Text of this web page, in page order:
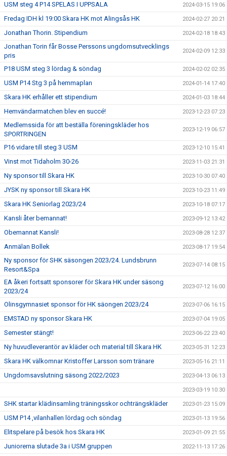
USM steg 4 P14 SPELAS I UPPSALA 2024-03-15 19:06
Fredag IDH kl 19:00 Skara HK mot Alingsås HK 2024-02-27 20:21
Jonathan Thorin. Stipendium 2024-02-18 18:43
Jonathan Torin får Bosse Perssons ungdomsutvecklings
pris
2024-02-09 12:33
P18 USM steg 3 lördag & söndag 2024-02-02 02:35
USM P14 Stg 3 på hemmaplan 2024-01-14 17:40
Skara HK erhåller ett stipendium 2024-01-03 18:44
Hemvändarmatchen blev en succé! 2023-12-23 07:23
Medlemssida för att beställa föreningskläder hos
SPORTRINGEN
2023-12-19 06:57
P16 vidare till steg 3 USM 2023-12-10 15:41
Vinst mot Tidaholm 30-26 2023-11-03 21:31
Ny sponsor till Skara HK 2023-10-30 07:40
JYSK ny sponsor till Skara HK 2023-10-23 11:49
Skara HK Seniorlag 2023/24 2023-10-18 07:17
Kansli åter bemannat! 2023-09-12 13:42
Obemannat Kansli! 2023-08-28 12:37
Anmälan Bollek 2023-08-17 19:54
Ny sponsor för SHK säsongen 2023/24. Lundsbrunn
Resort&Spa
2023-07-14 08:15
EA åkeri fortsatt sponsorer för Skara HK under säsong
2023/24
2023-07-12 16:00
Olinsgymnasiet sponsor för HK säongen 2023/24 2023-07-06 16:15
EMSTAD ny sponsor Skara HK 2023-07-04 19:05
Semester stängt! 2023-06-22 23:40
Ny huvudleverantör av kläder och material till Skara HK 2023-05-31 12:23
Skara HK välkomnar Kristoffer Larsson som tränare 2023-05-16 21:11
Ungdomsavslutning säsong 2022/2023 2023-04-13 06:13
2023-03-19 10:30
SHK startar klädinsamling träningsskor ochträngskläder 2023-01-23 15:09
USM P14 ,vilanhallen lördag och söndag 2023-01-13 19:56
Elitspelare på besök hos Skara HK 2023-01-09 21:55
Juniorerna slutade 3a i USM gruppen 2022-11-13 17:26